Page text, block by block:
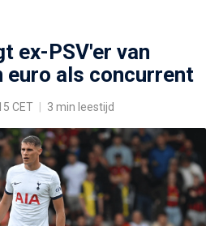
ex-PSV'er van
euro als concurrent
CET 3 min leestijd